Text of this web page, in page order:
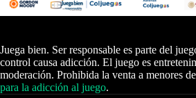
Juega bien. Ser responsable es parte del
control causa adicción. El juego es
moderación. Prohibida la venta a menores
para la adicción al juego.